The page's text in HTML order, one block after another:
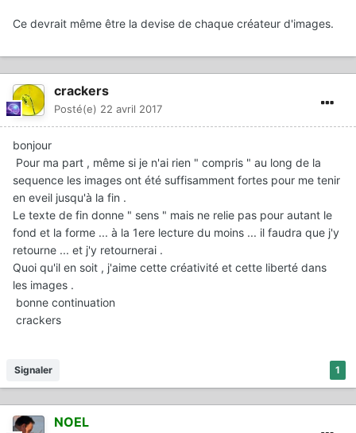
Ce devrait même être la devise de chaque créateur d'images.
crackers
Posté(e) 22 avril 2017
bonjour
Pour ma part , même si je n'ai rien " compris " au long de la
sequence les images ont été suffisamment fortes pour me tenir
en eveil jusqu'à la fin .
Le texte de fin donne " sens " mais ne relie pas pour autant le
fond et la forme ... à la 1ere lecture du moins ... il faudra que j'y
retourne ... et j'y retournerai .
Quoi qu'il en soit , j'aime cette créativité et cette liberté dans
les images .
bonne continuation
crackers
1
Signaler
NOEL